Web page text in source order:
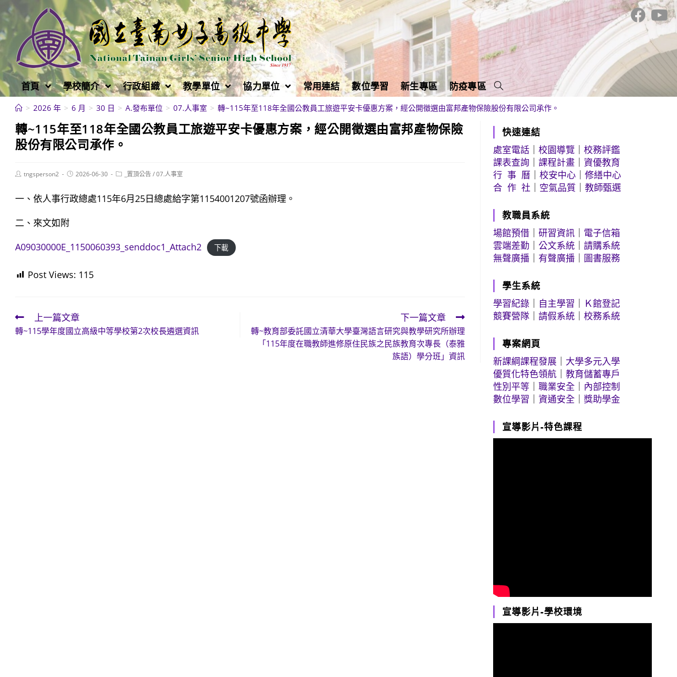
跳
轉
至
主
要
內
容
首頁 學校簡介 行政組織 教學單位 協力單位 常用連結 數位學習 新生專區 防疫專區
> 2026 年 > 6 月 > 30 日 > A.發布單位 > 07.人事室 > 轉~115年至118年全國公教員工旅遊平安卡優惠方案，經公開徵選由富邦產物保險股份有限公司承作。
轉~115年至118年全國公教員工旅遊平安卡優惠方案，經公開徵選由富邦產物保險
股份有限公司承作。
Posttngsperson2
Post2026-06-30
Post _置頂公告/07.人事室
一、依人事行政總處115年6月25日總處給字第1154001207號函辦理。
二、來文如附
A09030000E_1150060393_senddoc1_Attach2
下載
Post Views: 115
Read
more
上一篇文章
轉~115學年度國立高級中等學校第2次校長遴選資訊
下一篇文章
轉~教育部委託國立清華大學臺灣語言研究與教學研究所辦理
「115年度在職教師進修原住民族之民族教育次專長（泰雅
族語）學分班」資訊
快速連結
處室電話 ｜校園導覽 ｜校務評鑑
課表查詢 ｜課程計畫 ｜資優教育
行 事 曆 ｜校安中心 ｜修繕中心
合 作 社
空氣品質 ｜教師甄選
教職員系統
場館預借 ｜研習資訊
電子信箱
雲端差勤 ｜公文系統 ｜請購系統
無聲廣播
有聲廣播 圖書服務
學生系統
學習紀錄
自主學習
Ｋ館登記
競賽營隊 ｜請假系統 ｜校務系統
專案網頁
新課綱課程發展
大學多元入學
優質化特色領航 ｜教育儲蓄專戶
性別平等 ｜職業安全
內部控制
數位學習 ｜資通安全 ｜獎助學金
宣導影片-特色課程
宣導影片-學校環境